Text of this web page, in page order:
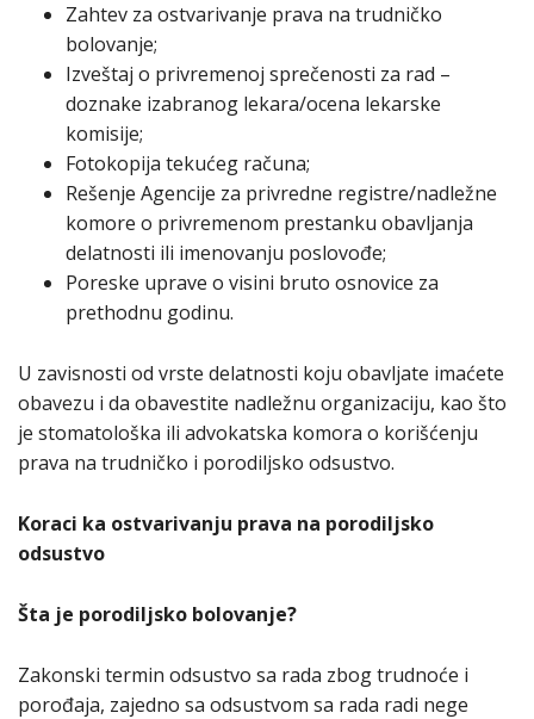
Zahtev za ostvarivanje prava na trudničko
bolovanje;
Izveštaj o privremenoj sprečenosti za rad –
doznake izabranog lekara/ocena lekarske
komisije;
Fotokopija tekućeg računa;
Rešenje Agencije za privredne registre/nadležne
komore o privremenom prestanku obavljanja
delatnosti ili imenovanju poslovođe;
Poreske uprave o visini bruto osnovice za
prethodnu godinu.
U zavisnosti od vrste delatnosti koju obavljate imaćete
obavezu i da obavestite nadležnu organizaciju, kao što
je stomatološka ili advokatska komora o korišćenju
prava na trudničko i porodiljsko odsustvo.
Koraci ka ostvarivanju prava na porodiljsko
odsustvo
Šta je porodiljsko bolovanje?
Zakonski termin odsustvo sa rada zbog trudnoće i
porođaja, zajedno sa odsustvom sa rada radi nege